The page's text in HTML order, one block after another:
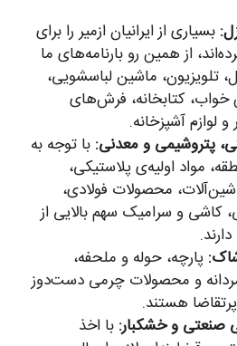
بسیاری از ایرانیان ازمیر را برای
از همین رو بارنامه‌های ما
تلویزیون، ماشین لباسشویی،
کتابخانه، فرش‌های
لوازم آشپزخانه.
پتروشیمی و معدنی: با توجه به
مواد اولیه‌ی پلاستیکی،
محصولات فولادی،
کاشی و سرامیک سهم بالایی از
پارچه، حوله و ملحفه،
و محصولات چرمی دست‌دوز
پرتقاضا هستند.
صنعتی و خشکبار: با اخذ